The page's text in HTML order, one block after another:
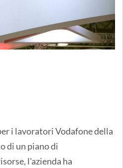
i lavoratori Vodafone della
di un piano di
l'azienda ha